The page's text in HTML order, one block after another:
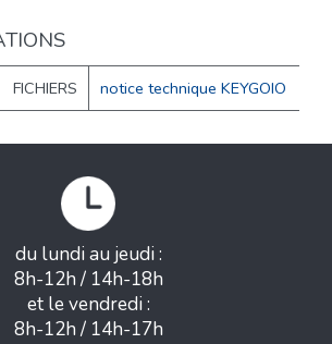
FICHIERS notice technique KEYGOIO
du lundi au jeudi :
8h-12h / 14h-18h
et le vendredi :
8h-12h / 14h-17h